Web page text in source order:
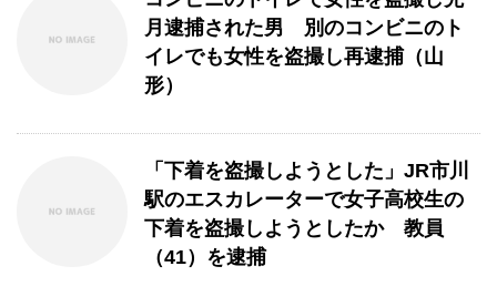
月逮捕された男 別のコンビニのト
イレでも女性を盗撮し再逮捕（山
形）
「下着を盗撮しようとした」JR市川
駅のエスカレーターで女子高校生の
下着を盗撮しようとしたか 教員
（41）を逮捕